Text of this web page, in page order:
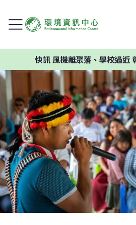
風機離聚落、學校過近 彰化福漢風電